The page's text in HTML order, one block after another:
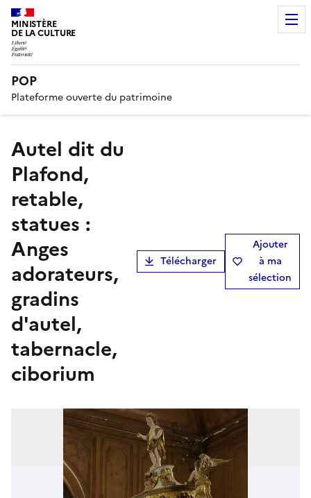
MINISTÈRE
DE LA CULTURE
POP
Plateforme ouverte du patrimoine
autel dit du
Plafond,
retable,
statues :
Anges
adorateurs,
gradins
d'autel,
tabernacle,
ciborium
Télécharger
Ajouter
à ma
sélection